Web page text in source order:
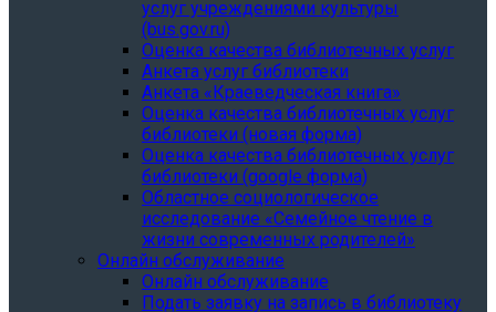
услуг учреждениями культуры
(bus.gov.ru)
Оценка качества библиотечных услуг
Анкета услуг библиотеки
Анкета «Краеведческая книга»
Oценка качества библиотечных услуг
библиотеки (новая форма)
Oценка качества библиотечных услуг
библиотеки (google форма)
Областное социологическое
исследование «Семейное чтение в
жизни современных родителей»
Онлайн обслуживание
Онлайн обслуживание
Подать заявку на запись в библиотеку